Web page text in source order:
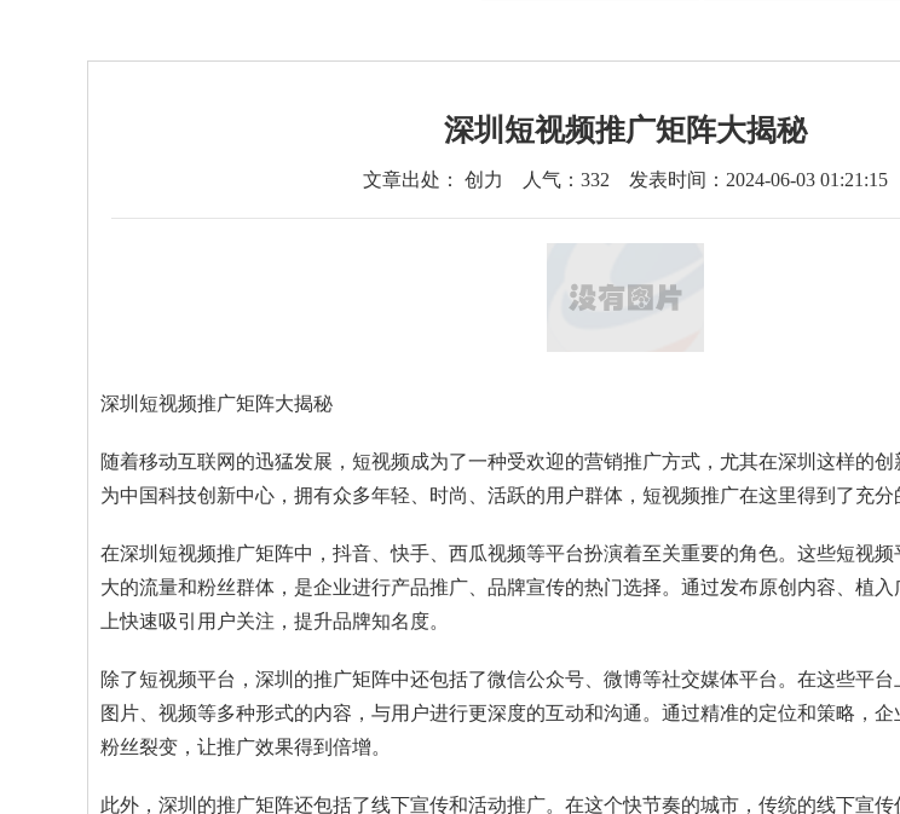
深圳短视频推广矩阵大揭秘
文章出处： 创力 人气： 332 发表时间：2024-06-03 01:21:15
深圳短视频推广矩阵大揭秘
随着移动互联网的迅猛发展，短视频成为了一种受欢迎的营销推广方式，尤其在深圳这样的
为中国科技创新中心，拥有众多年轻、时尚、活跃的用户群体，短视频推广在这里得到了充分
在深圳短视频推广矩阵中，抖音、快手、西瓜视频等平台扮演着至关重要的角色。这些短视
大的流量和粉丝群体，是企业进行产品推广、品牌宣传的热门选择。通过发布原创内容、植
上快速吸引用户关注，提升品牌知名度。
除了短视频平台，深圳的推广矩阵中还包括了微信公众号、微博等社交媒体平台。在这些平台
图片、视频等多种形式的内容，与用户进行更深度的互动和沟通。通过精准的定位和策略，
粉丝裂变，让推广效果得到倍增。
此外，深圳的推广矩阵还包括了线下宣传和活动推广。在这个快节奏的城市，传统的线下宣